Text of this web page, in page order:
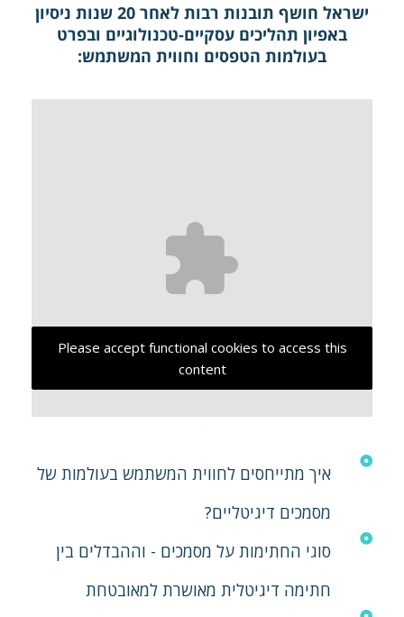
ישראל חושף תובנות רבות לאחר 20 שנות ניסיון
באפיון תהליכים עסקיים-טכנולוגיים ובפרט
בעולמות הטפסים וחווית המשתמש:
Please accept functional cookies to access this
content
איך מתייחסים לחווית המשתמש בעולמות של
מסמכים דיגיטליים?
סוגי החתימות על מסמכים - וההבדלים בין
חתימה דיגיטלית מאושרת למאובטחת